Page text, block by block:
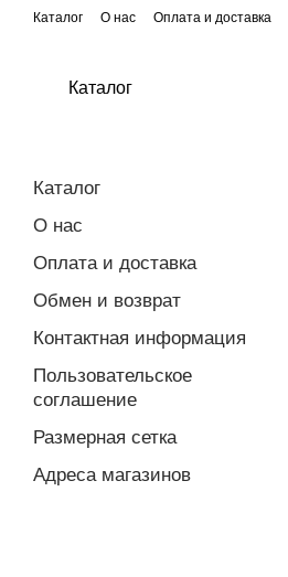
Перейти к основному контенту
Каталог О нас Оплата и доставка
Каталог
Каталог
О нас
Оплата и доставка
Обмен и возврат
Контактная информация
Пользовательское
соглашение
Размерная сетка
Адреса магазинов